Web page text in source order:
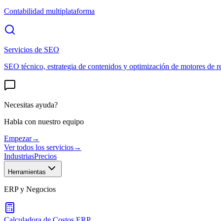
Contabilidad multiplataforma
Servicios de SEO
SEO técnico, estrategia de contenidos y optimización de motores de
Necesitas ayuda?
Habla con nuestro equipo
Empezar→
Ver todos los servicios→
IndustriasPrecios
Herramientas
ERP y Negocios